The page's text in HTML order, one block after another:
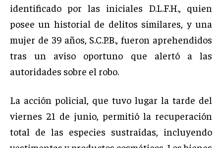
identificado por las iniciales D.L.F.H., quien
posee un historial de delitos similares, y una
mujer de 39 años, S.C.P.B., fueron aprehendidos
tras un aviso oportuno que alertó a las
autoridades sobre el robo.
La acción policial, que tuvo lugar la tarde del
viernes 21 de junio, permitió la recuperación
total de las especies sustraídas, incluyendo